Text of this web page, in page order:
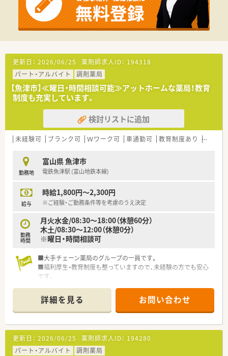
更新日： 2026/06/25 薬剤師求人ID： 194318
パート・アルバイト
調剤薬局
【魚津市】≪曜日・時間相談可能≫アットホームな薬局！教育
制度も充実しています。
検討リストに追加
未経験可 ブランク可 Ｗワーク可 車通勤可 教育制度あり 大手チ
勤務地
富山県 魚津市
電鉄魚津駅 (富山地鉄本線)
給与
時給1,800円～2,300円
※ご経験・ご勤務条件等を考慮のうえ決定
勤務
時間
月火水金/08:30～18:00（休憩60分）
木土/08:30～12:00（休憩0分）
※曜日・時間相談可
■大手チェーン薬局のグループの一員です。
■福利厚生・教育制度も整っていますので、未経験の方でも安心
です。
い。
詳細を見る お問い合わせ
更新日： 2026/06/25 薬剤師求人ID： 194280
パート・アルバイト
調剤薬局